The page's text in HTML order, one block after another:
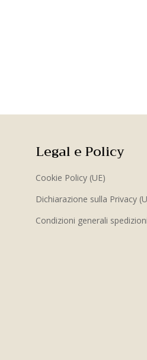
Legal e Policy
Cookie Policy (UE)
Dichiarazione sulla Privacy
Condizioni generali